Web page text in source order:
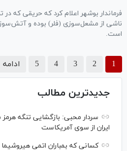
فرماندار بوشهر اعلام کرد که حریقی که
ناشی از مشعل‌سوزی (فلر) بوده و
است.
1
2
3
4
5 ادامه
جدیدترین مطالب
سردار محبی: بازگشایی تنگه
ایران از سوی آمریکاست
کسانی که بمباران اتمی هیروشیما